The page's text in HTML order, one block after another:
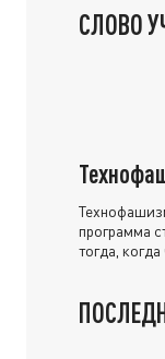
СЛОВО
программа
тогда,